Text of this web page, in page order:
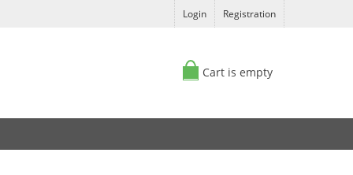
Login Registration
Cart is empty